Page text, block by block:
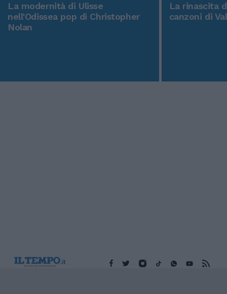
La modernità di Ulisse
nell'Odissea pop di Christopher
Nolan
La rinascita
canzoni di